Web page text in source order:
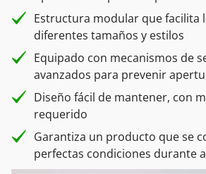
Estructura modular que facilita
diferentes tamaños y estilos
Equipado con mecanismos de
avanzados para prevenir
Diseño fácil de mantener, con
requerido
Garantiza un producto que se
perfectas condiciones durante